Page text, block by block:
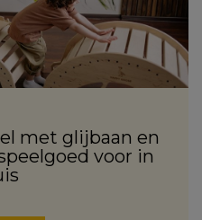
met glijbaan en
voor in